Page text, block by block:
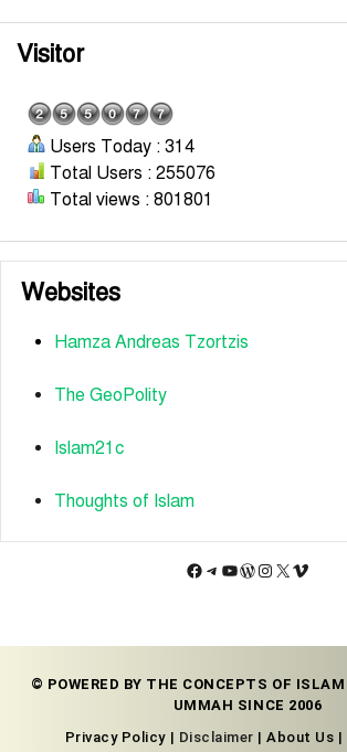
Visitor
Users Today : 314
Total Users : 255076
Total views : 801801
Websites
Hamza Andreas Tzortzis
The GeoPolity
Islam21c
Thoughts of Islam
Facebook
Telegram
YouTube
WordPress
Instagram
X Vimeo
© POWERED BY THE CONCEPTS OF
UMMAH SINCE 2006
Privacy Policy | Disclaimer | About Us |